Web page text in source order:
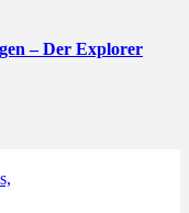
– Der Explorer